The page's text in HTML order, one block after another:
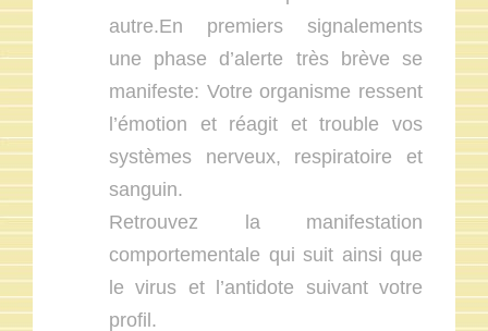
autre.En premiers signalements
une phase d’alerte très brève se
manifeste: Votre organisme ressent
l’émotion et réagit et trouble vos
systèmes nerveux, respiratoire et
sanguin.
Retrouvez la manifestation
comportementale qui suit ainsi que
le virus et l’antidote suivant votre
profil.